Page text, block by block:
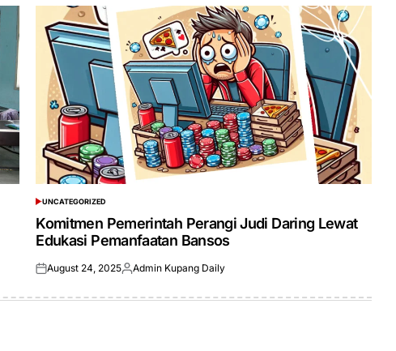
POSTED
IN
UNCATEGORIZED
Komitmen Pemerintah Perangi Judi Daring Lewat
Edukasi Pemanfaatan Bansos
Posted
August 24, 2025Posted
Admin Kupang Daily